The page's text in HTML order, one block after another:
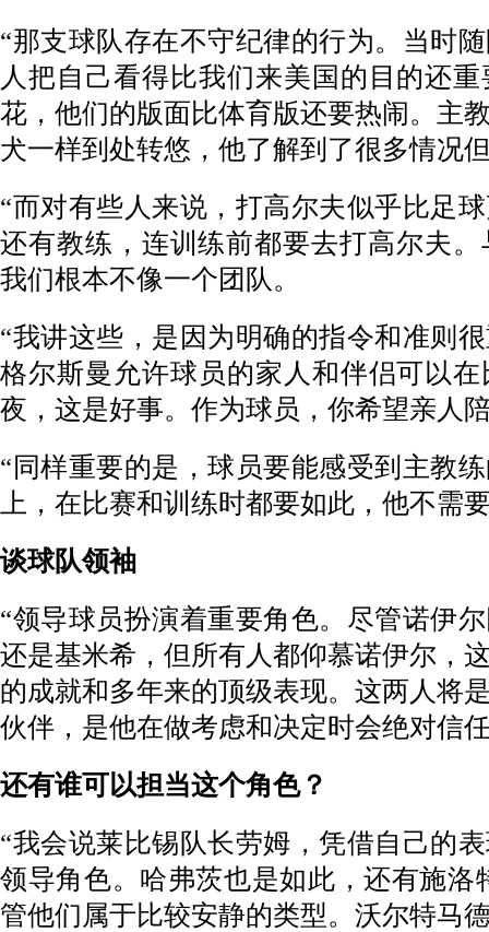
“那支球队存在不守纪律的行为。当时
人把自己看得比我们来美国的目的还
花，他们的版面比体育版还要热闹。主
犬一样到处转悠，他了解到了很多情况
“而对有些人来说，打高尔夫似乎比足
还有教练，连训练前都要去打高尔夫
我们根本不像一个团队。
“我讲这些，是因为明确的指令和准则
格尔斯曼允许球员的家人和伴侣可以
夜，这是好事。作为球员，你希望亲人
“同样重要的是，球员要能感受到主教
上，在比赛和训练时都要如此，他不需
谈球队领袖
“领导球员扮演着重要角色。尽管诺伊
还是基米希，但所有人都仰慕诺伊尔，
的成就和多年来的顶级表现。这两人将
伙伴，是他在做考虑和决定时会绝对信
还有谁可以担当这个角色？
“我会说莱比锡队长劳姆，凭借自己的
领导角色。哈弗茨也是如此，还有施洛
管他们属于比较安静的类型。沃尔特马